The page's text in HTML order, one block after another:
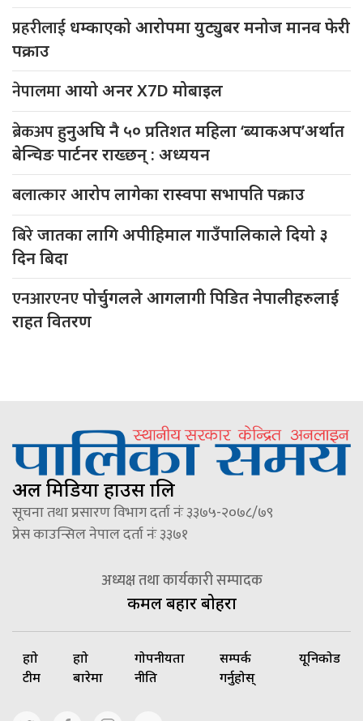
प्रहरीलाई धम्काएको आरोपमा युट्युबर मनोज मानव फेरी
पक्राउ
नेपालमाआयो अनर X7D मोबाइल
ब्रेकअपहुनुअघि नै ५० प्रतिशत महिला ‘ब्याकअप’अर्थात
बेन्चिङ पार्टनर राख्छन् : अध्ययन
बलात्कारआरोप लागेका रास्वपा सभापति पक्राउ
बिरेजातका लागि अपीहिमाल गाउँपालिकाले दियो ३
दिन बिदा
एनआरएनएपोर्चुगलले आगलागी पिडित नेपालीहरुलाई
राहत वितरण
अल मिडिया हाउस प्रालि
सूचना तथा प्रसारण विभाग दर्ता नंः ३३७५-२०७८/७९
प्रेस काउन्सिल नेपाल दर्ता नंः ३३७१
अध्यक्ष तथा कार्यकारी सम्पादक
कमल बहादुर बोहरा
हाम्रो
टीम
हाम्रो
बारेमा
गोपनीयता
नीति
सम्पर्क
गर्नुहोस्
यूनिकोड